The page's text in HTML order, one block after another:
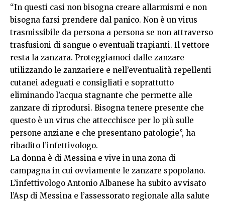
“In questi casi non bisogna creare allarmismi e non
bisogna farsi prendere dal panico. Non è un virus
trasmissibile da persona a persona se non attraverso
trasfusioni di sangue o eventuali trapianti. Il vettore
resta la zanzara. Proteggiamoci dalle zanzare
utilizzando le zanzariere e nell’eventualità repellenti
cutanei adeguati e consigliati e soprattutto
eliminando l’acqua stagnante che permette alle
zanzare di riprodursi. Bisogna tenere presente che
questo è un virus che attecchisce per lo più sulle
persone anziane e che presentano patologie”, ha
ribadito l’infettivologo.
La donna è di Messina e vive in una zona di
campagna in cui ovviamente le zanzare spopolano.
L’infettivologo Antonio Albanese ha subito avvisato
l’Asp di Messina e l’assessorato regionale alla salute